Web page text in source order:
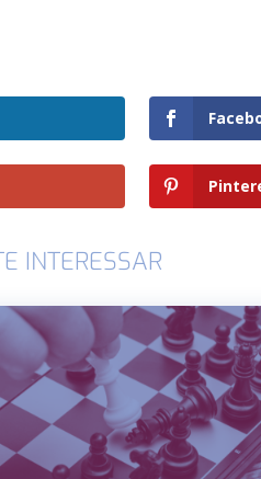
INTERESSAR